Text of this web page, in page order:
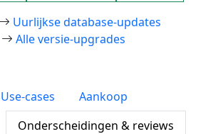
Uurlijkse database-updates
Alle versie-upgrades
Use-cases
Aankoop
Onderscheidingen & reviews